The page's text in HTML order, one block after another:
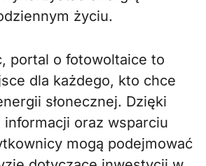
życiu.
portal o fotowoltaice to
dla każdego, kto chce
słonecznej. Dzięki
oraz wsparciu
mogą podejmować